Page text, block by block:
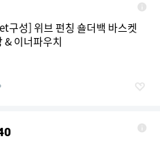
구성] 위브 펀칭 숄더백 바스켓
& 이너파우치